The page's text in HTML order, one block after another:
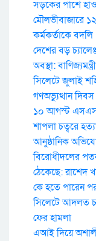
সড়কের পাশে
মৌলভীবাজারে
কর্মকর্তাকে বদলি
দেশের বড়
অবস্থা: বাণিজ্যমন্ত্রী
সিলেটে জুলাই
গণঅভ্যুত্থান
১০ আগস্ট
শাপলা চত্বরে
আনুষ্ঠানিক
বিরোধীদলের
ঠেকেছে: রাশেদ
কে হতে পারেন
সিলেটে আদলত
ফের হামলা
এআই দিয়ে